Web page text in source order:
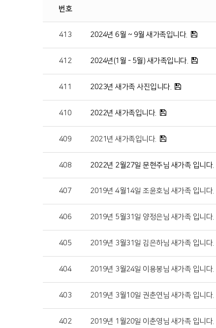
번호
413 2024년 6월 ~ 9월 새가족입니다.
412 2024년(1월 - 5월) 새가족입니다.
411 2023년 새가족 사진입니다.
410 2022년 새가족입니다.
409 2021년 새가족입니다.
408 2022년 2월27일 문현주님 새가족 입니다.
407 2019년 4월14일 조윤호님 새가족 입니다.
406 2019년 5월31일 양정은님 새가족 입니다.
405 2019년 3월31일 김은하님 새가족 입니다.
404 2019년 3월24일 이용봉님 새가족 입니다.
403 2019년 3월10일 권춘연님 새가족 입니다.
402 2019년 1월20일 이춘영님 새가족 입니다.